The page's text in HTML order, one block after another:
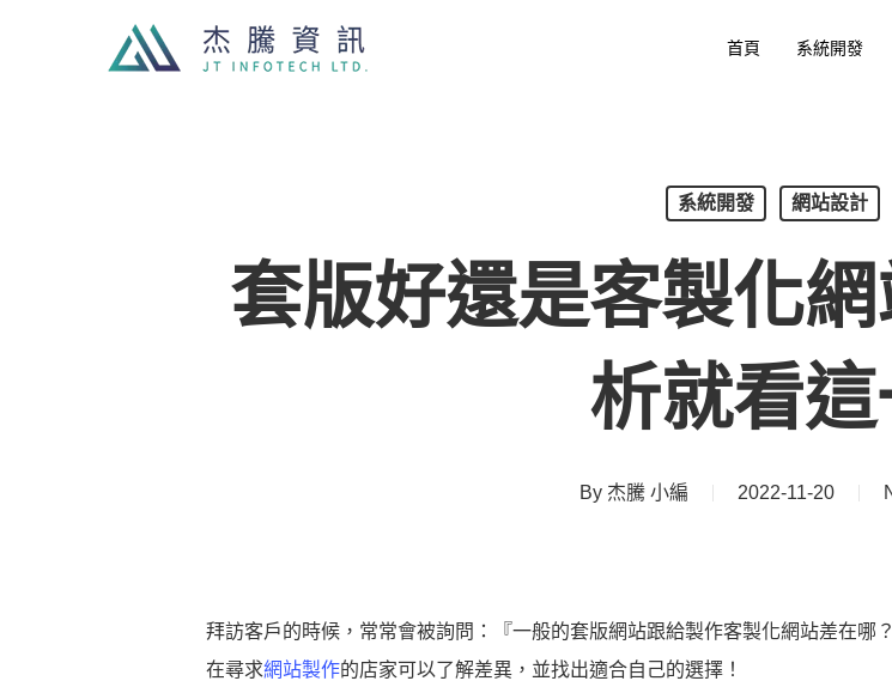
首頁 系統開發
系統開發 網站設計
套版好還是客製化
析就看
By 杰騰 小編 2022-11-20
拜訪客戶的時候，常常會被詢問：『一般的套版網站跟給製作客製化網站差在哪
在尋求網站製作的店家可以了解差異，並找出適合自己的選擇！